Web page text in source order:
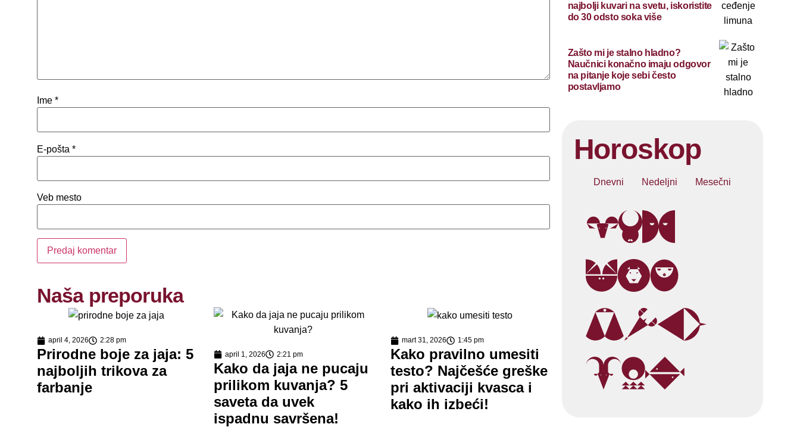
Ime *
E-pošta *
Veb mesto
Naša preporuka
april 4, 2026 2:28 pm
Prirodne boje za jaja: 5
najboljih trikova za
farbanje
april 1, 2026 2:21 pm
Kako da jaja ne pucaju
prilikom kuvanja? 5
saveta da uvek
ispadnu savršena!
mart 31, 2026 1:45 pm
Kako pravilno umesiti
testo? Najčešće greške
pri aktivaciji kvasca i
kako ih izbeći!
najbolji kuvari na svetu, iskoristite
do 30 odsto soka više
Zašto mi je stalno hladno?
Naučnici konačno imaju odgovor
na pitanje koje sebi često
postavljamo
Horoskop
Dnevni Nedeljni Mesečni